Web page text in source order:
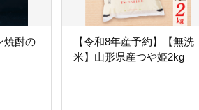
焼酎の
【令和8年産予約】【無洗
米】山形県産つや姫2kg